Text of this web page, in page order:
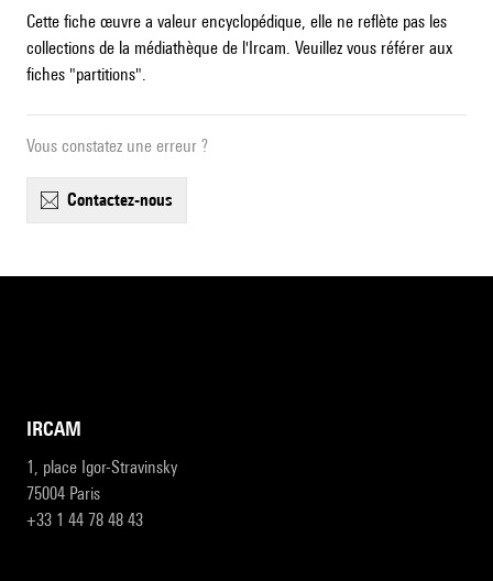
Cette fiche œuvre a valeur encyclopédique, elle ne reflète pas les
collections de la médiathèque de l'Ircam. Veuillez vous référer aux
fiches "partitions".
Vous constatez une erreur ?
contactez-nous
IRCAM
1, place Igor-Stravinsky
75004 Paris
+33 1 44 78 48 43